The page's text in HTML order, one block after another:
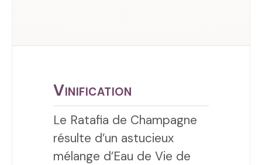
Vinification
Le Ratafia de Champagne
résulte d’un astucieux
mélange d’Eau de Vie de